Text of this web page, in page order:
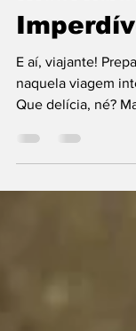
E aí, viajante!
naquela viagem